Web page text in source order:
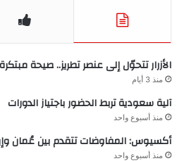
الأزرار تتحوّل إلى عنصر تطريز.. صيحة مبتكرة
منذ 3 أيام
آلية سعودية تربط الحضور باجتياز الدورات
منذ أسبوع واحد
أكسيوس: المفاوضات تتقدم بين عُمان
منذ أسبوع واحد